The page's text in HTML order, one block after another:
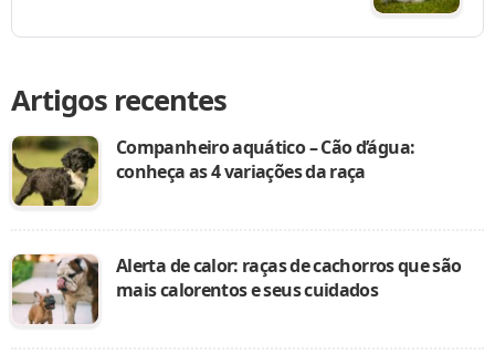
Artigos recentes
Companheiro aquático – Cão d’água:
conheça as 4 variações da raça
Alerta de calor: raças de cachorros que são
mais calorentos e seus cuidados